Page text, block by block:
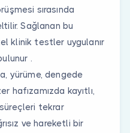
sırasında
Sağlanan bu
klinik testler uygulanır
.
yürüme, dengede
hafızamızda kayıtlı,
tekrar
ve hareketli bir